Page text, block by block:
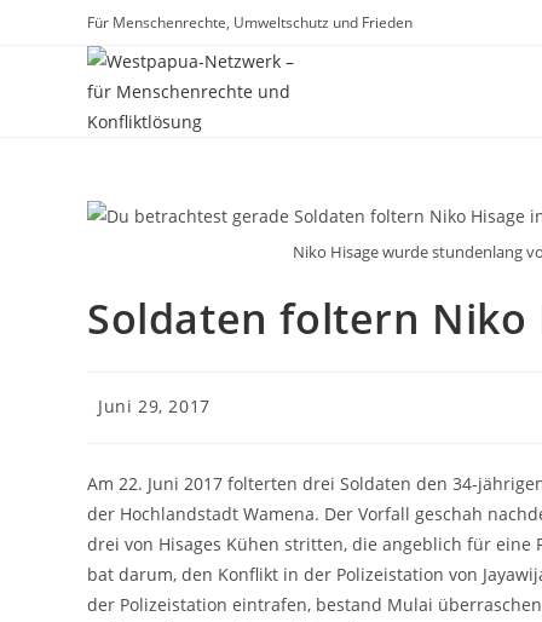
Für Menschenrechte, Umweltschutz und Frieden
Niko Hisage wurde stundenlang
Soldaten foltern Niko
Beitrag
Juni 29, 2017
Am 22. Juni 2017 folterten drei Soldaten den 34-
der Hochlandstadt Wamena. Der Vorfall geschah
drei von Hisages Kühen stritten, die angeblich für eine
bat darum, den Konflikt in der Polizeistation von
der Polizeistation eintrafen, bestand Mulai